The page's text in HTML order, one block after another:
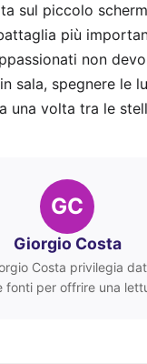
sul piccolo
più
non
sala, spegnere le
una volta tra le
GC
Giorgio Costa
Costa privilegia
fonti per offrire una